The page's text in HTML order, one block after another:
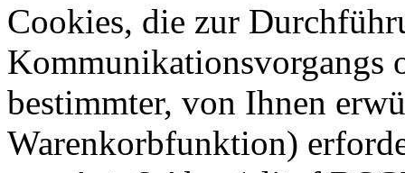
Cookies, die zur
Kommunikationsvorgangs
bestimmter, von Ihnen
Warenkorbfunktion)